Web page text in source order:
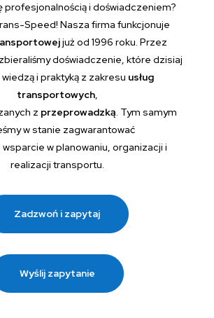
profesjonalnością i doświadczeniem?
Speed! Nasza firma funkcjonuje
już od 1996 roku. Przez
doświadczenie, które dzisiaj
i praktyką z zakresu usług
transportowych,
z przeprowadzką. Tym samym
w stanie zagwarantować
wsparcie w planowaniu, organizacji i
realizacji transportu.
Zadzwoń i zapytaj
Wyślij zapytanie